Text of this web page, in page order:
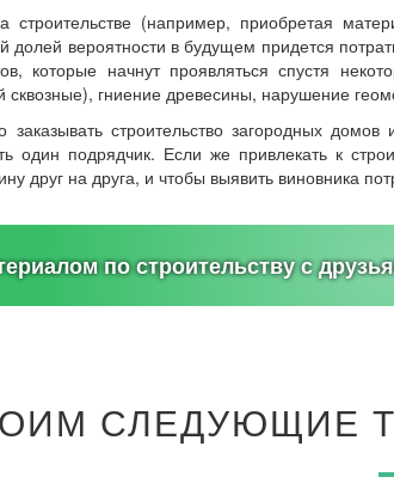
строительстве (например, приобретая
вероятности в будущем придется
которые начнут проявляться спустя
гниение древесины, нарушение
заказывать строительство загородных
один подрядчик. Если же привлекать к
друг на друга, и чтобы выявить виновника
по строительству с
СЛЕДУЮЩИЕ